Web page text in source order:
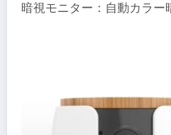
暗視モニター：自動カラー